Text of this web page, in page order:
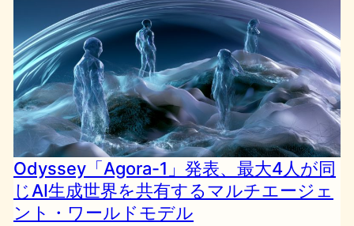
Odyssey「Agora-1」発表、最大4人が同
じAI生成世界を共有するマルチエージェ
ント・ワールドモデル